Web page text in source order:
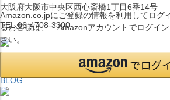
大阪府大阪市中央区西心斎橋1丁目6番14号
TEL:06-4708-3300
MAP
BLOG
Amazon.co.jpにご登録の情報を利用してログ
るお客様は、「Amazonアカウントでログイ
さい。